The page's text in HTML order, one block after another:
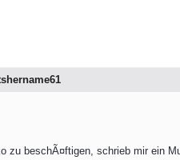
zu beschÃ¤ftigen, schrieb mir ein